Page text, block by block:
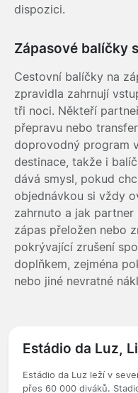
dispozici.
Zápasové balíčky
Cestovní balíčky na
zpravidla zahrnují
tři noci. Někteří
přepravu nebo
doprovodný program
destinace, takže i
dává smysl, pokud
objednávkou si vždy
zahrnuto a jak
zápas přeložen nebo
pokrývající zrušení
doplňkem, zejména
nebo jiné nevratné
Estádio da Luz,
Estádio da Luz leží v
přes 60 000 diváků.